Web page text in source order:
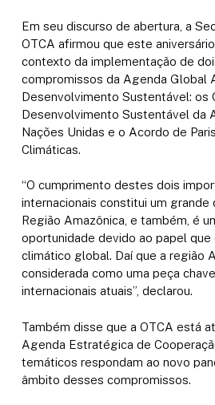
Em seu discurso de abertura, a
OTCA afirmou que este
contexto da implementação de
compromissos da Agenda Global
Desenvolvimento Sustentável: os
Desenvolvimento Sustentável da
Nações Unidas e o Acordo de
Climáticas.
“O cumprimento destes dois
internacionais constitui um grande
Região Amazônica, e também, é
oportunidade devido ao papel que
climático global. Daí que a região
considerada como uma peça
internacionais atuais”, declarou.
Também disse que a OTCA está
Agenda Estratégica de
temáticos respondam ao novo
âmbito desses compromissos.